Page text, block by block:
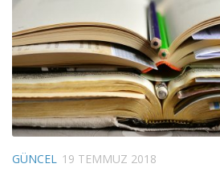
GÜNCEL 19 TEMMUZ 2018